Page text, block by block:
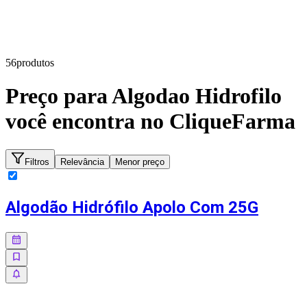
56produtos
Preço paraAlgodao Hidrofilo
você encontra no CliqueFarma
Filtros Relevância Menor preço
Algodão Hidrófilo Apolo Com 25G